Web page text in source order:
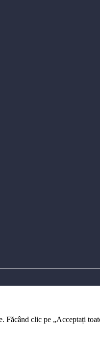
clic pe „Acceptați